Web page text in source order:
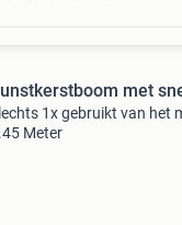
met
1x gebruikt van het
Meter